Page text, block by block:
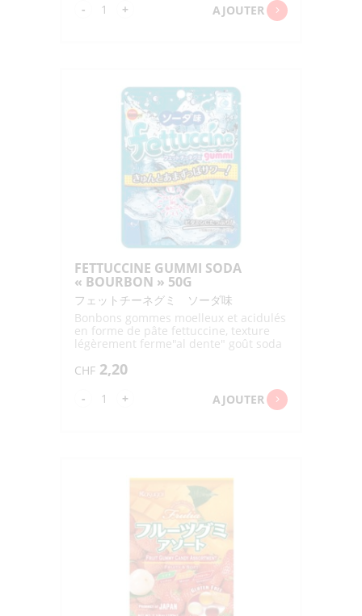
-
quantité
ITALIAN
LEMON
"BOURBON"
+ AJOUTER
FETTUCCINE GUMMI SODA
« BOURBON » 50G
フェットチーネグミ ソーダ味
Bonbons gommes moelleux et acidulés
en forme de pâte fettuccine, texture
légèrement ferme"al dente" goût soda
CHF 2,20
-
quantité
"BOURBON"
+ AJOUTER